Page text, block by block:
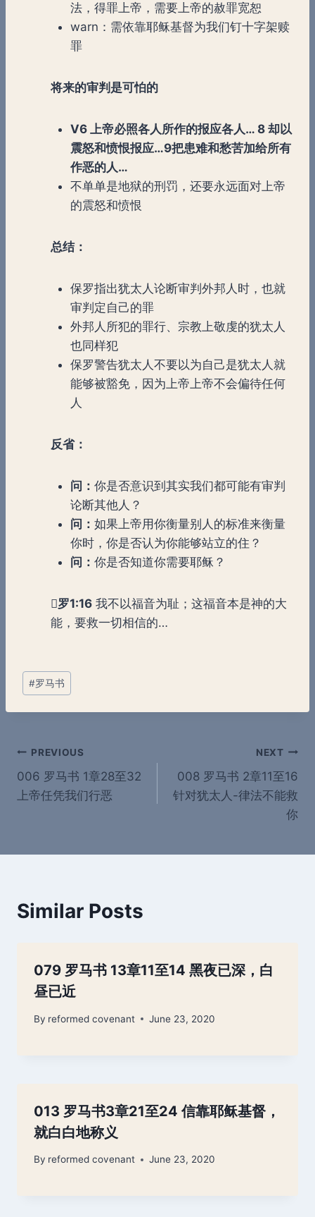
法，得罪上帝，需要上帝的赦罪宽恕
warn：需依靠耶稣基督为我们钉十字架赎
罪
将来的审判是可怕的
V6 上帝必照各人所作的报应各人… 8 却以
震怒和愤恨报应…9把患难和愁苦加给所有
作恶的人…
不单单是地狱的刑罚，还要永远面对上帝
的震怒和愤恨
总结：
保罗指出犹太人论断审判外邦人时，也就
审判定自己的罪
外邦人所犯的罪行、宗教上敬虔的犹太人
也同样犯
保罗警告犹太人不要以为自己是犹太人就
能够被豁免，因为上帝上帝不会偏待任何
人
反省：
问： 你是否意识到其实我们都可能有审判
论断其他人？
问： 如果上帝用你衡量别人的标准来衡量
你时，你是否认为你能够站立的住？
问： 你是否知道你需要耶稣？
罗1:16 我不以福音为耻；这福音本是神的大
能，要救一切相信的…
Post
Tags:
#罗马书
Post
navigation
PREVIOUS
006 罗马书 1章28至32
上帝任凭我们行恶
NEXT
008 罗马书 2章11至16
针对犹太人-律法不能救
你
Similar Posts
079 罗马书 13章11至14 黑夜已深，白
昼已近
By reformed covenant June 23, 2020
013 罗马书3章21至24 信靠耶稣基督，
就白白地称义
By reformed covenant June 23, 2020